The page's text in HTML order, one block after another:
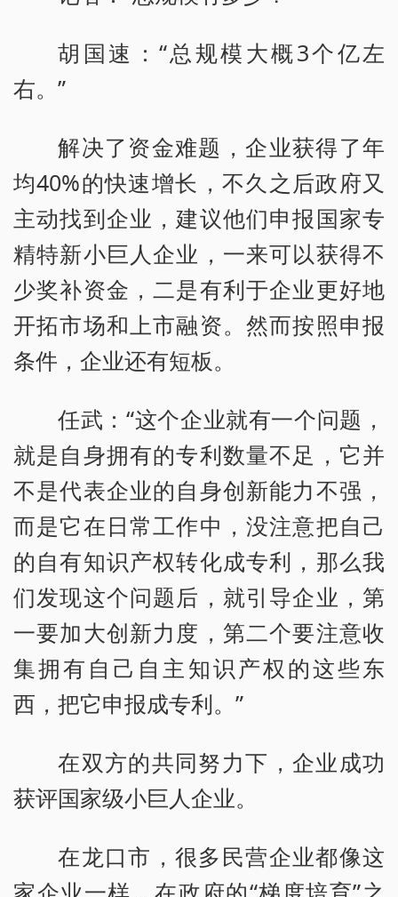
胡国速：“总规模大概3个亿左
右。”
解决了资金难题，企业获得了年
均40%的快速增长，不久之后政府又
主动找到企业，建议他们申报国家专
精特新小巨人企业，一来可以获得不
少奖补资金，二是有利于企业更好地
开拓市场和上市融资。然而按照申报
条件，企业还有短板。
任武：“这个企业就有一个问题，
就是自身拥有的专利数量不足，它并
不是代表企业的自身创新能力不强，
而是它在日常工作中，没注意把自己
的自有知识产权转化成专利，那么我
们发现这个问题后，就引导企业，第
一要加大创新力度，第二个要注意收
集拥有自己自主知识产权的这些东
西，把它申报成专利。”
在双方的共同努力下，企业成功
获评国家级小巨人企业。
在龙口市，很多民营企业都像这